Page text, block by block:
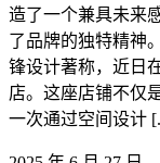
造了一个兼具未来
了品牌的独特精神
锋设计著称，近日
店。这座店铺不仅
一次通过空间设计